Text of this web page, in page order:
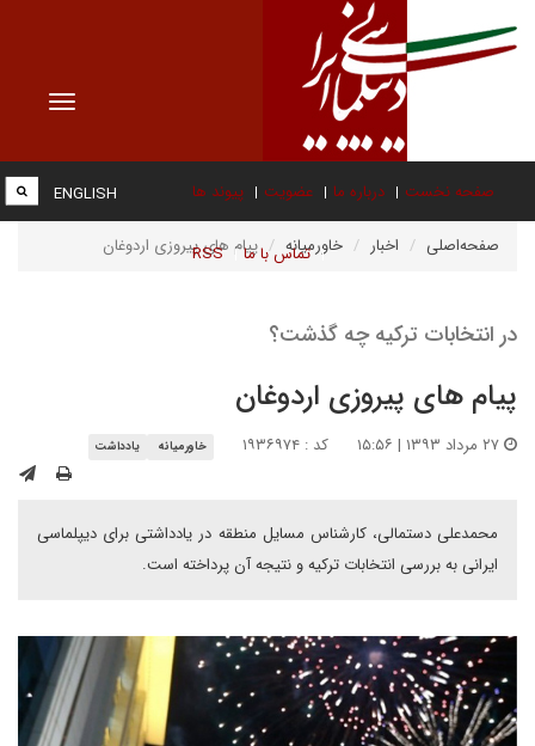
Toggle
صفحه نخست درباره ما عضویت پیوند ها
تماس با ما RSS
ENGLISH
صفحه‌اصلی اخبار خاورمیانه پیام های پیروزی اردوغان
در انتخابات ترکیه چه گذشت؟
پیام های پیروزی اردوغان
کد : ۱۹۳۶۹۷۴ خاورمیانه یادداشت
محمدعلی دستمالی، کارشناس مسایل منطقه در یادداشتی برای دیپلماسی
ایرانی به بررسی انتخابات ترکیه و نتیجه آن پرداخته است.